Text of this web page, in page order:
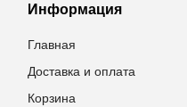
Информация
Главная
Доставка и оплата
Корзина